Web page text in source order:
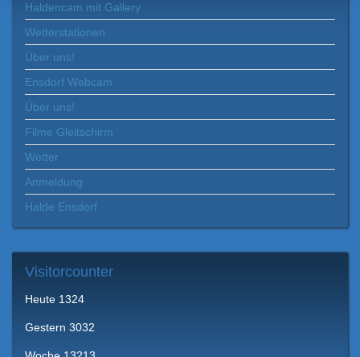
Haldencam mit Gallery
Wetterstationen
Über uns!
Ensdorf Webcam
Über uns!
Filme Gleitschirm
Wetter
Anmeldung
Halde Ensdorf
Visitorcounter
Heute 1324
Gestern 3032